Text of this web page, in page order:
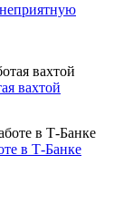
вахтой
в Т-Банке